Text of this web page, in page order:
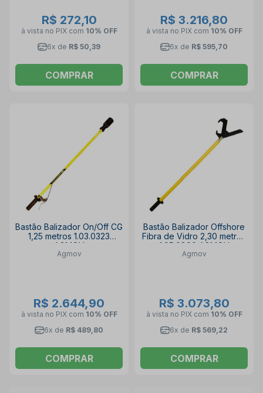
R$ 272,10
à vista no PIX com 10% OFF
6x de R$ 50,39
COMPRAR
R$ 3.216,80
à vista no PIX com 10% OFF
6x de R$ 595,70
COMPRAR
Bastão Balizador On/Off CG
1,25 metros 1.03.0323
AGMOV
Agmov
R$ 2.644,90
à vista no PIX com 10% OFF
6x de R$ 489,80
COMPRAR
Bastão Balizador Offshore
Fibra de Vidro 2,30 metros
1.05.0800 AGMOV
Agmov
R$ 3.073,80
à vista no PIX com 10% OFF
6x de R$ 569,22
COMPRAR